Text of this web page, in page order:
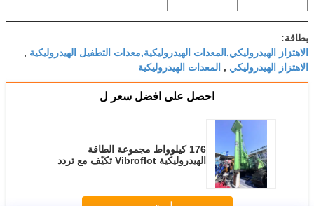
بطاقة:
الاهتزاز الهيدروليكي,المعدات الهيدروليكية,معدات التطفيل الهيدروليكية ,
الاهتزاز الهيدروليكي , المعدات الهيدروليكية
احصل على افضل سعر ل
176 كيلوواط مجموعة الطاقة
الهيدروليكية Vibroflot تكيّف مع تردد